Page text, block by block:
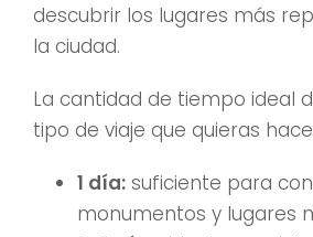
descubrir los lugares más
la ciudad.
La cantidad de tiempo ideal
tipo de viaje que quieras
1 día: suficiente para
monumentos y lugares